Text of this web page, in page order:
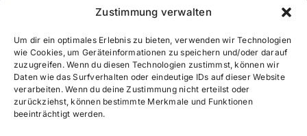
Zustimmung verwalten
Um dir ein optimales Erlebnis zu bieten, verwenden wir Technologien
wie Cookies, um Geräteinformationen zu speichern und/oder darauf
zuzugreifen. Wenn du diesen Technologien zustimmst, können wir
Daten wie das Surfverhalten oder eindeutige IDs auf dieser Website
verarbeiten. Wenn du deine Zustimmung nicht erteilst oder
zurückziehst, können bestimmte Merkmale und Funktionen
beeinträchtigt werden.
Cookie-Richtlinie (EU)
Mediendaten